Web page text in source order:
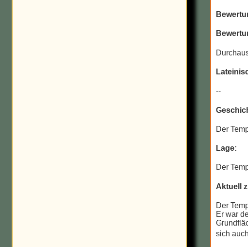
--
Der
Lage:
Der
Aktuell
Der
Er war
sich